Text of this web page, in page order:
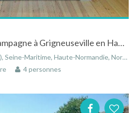
Charmant gite de campagne à Grigneuseville en Haute-Normandie
Maritime, Haute-Normandie, Normandie, France
4 personnes